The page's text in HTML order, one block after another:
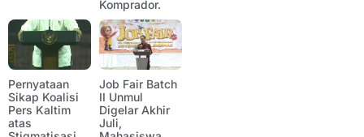
Komprador.
Pernyataan
Sikap Koalisi
Pers Kaltim
atas
Job Fair Batch
II Unmul
Digelar Akhir
Juli,